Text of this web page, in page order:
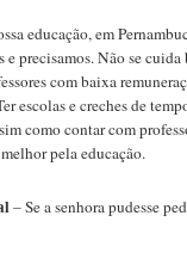
educação, em
e precisamos. Não se
com baixa
escolas e creches de
como contar com
pela educação.
– Se a senhora pudesse